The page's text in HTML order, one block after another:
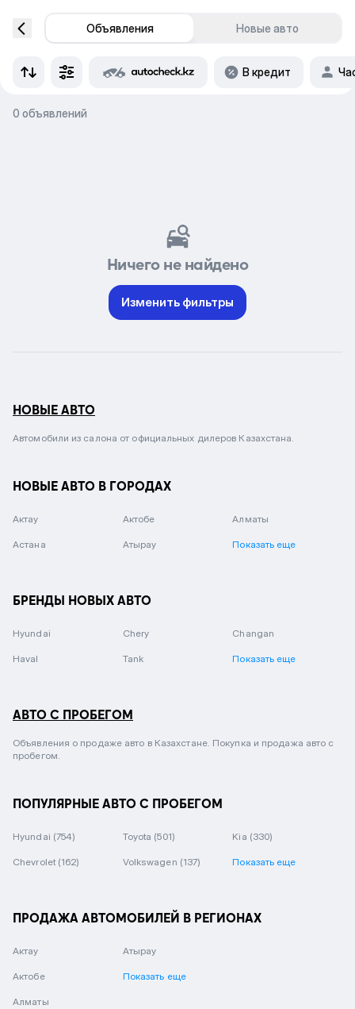
Объявления Новые авто
В кредит
0 объявлений
Ничего не найдено
Изменить фильтры
НОВЫЕ АВТО
Автомобили из салона от официальных дилеров Казахстана.
НОВЫЕ АВТО В ГОРОДАХ
Актау Актобе Алматы
Астана Атырау Показать еще
БРЕНДЫ НОВЫХ АВТО
Hyundai Chery Changan
Haval Tank Показать еще
АВТО С ПРОБЕГОМ
Объявления о продаже авто в Казахстане. Покупка и продажа авто с
пробегом.
ПОПУЛЯРНЫЕ АВТО С ПРОБЕГОМ
Hyundai (754) Toyota (501) Kia (330)
Chevrolet (162) Volkswagen (137) Показать еще
ПРОДАЖА АВТОМОБИЛЕЙ В РЕГИОНАХ
Актау
Актобе
Алматы
Атырау
Показать еще